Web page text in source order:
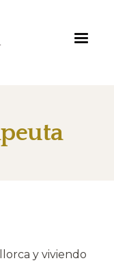
y viviendo